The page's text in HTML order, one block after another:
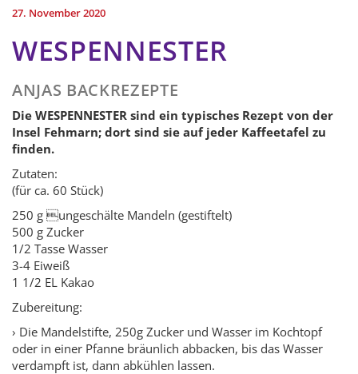
27. November 2020
WESPENNESTER
ANJAS BACKREZEPTE
Die WESPENNESTER sind ein typisches Rezept von der
Insel Fehmarn; dort sind sie auf jeder Kaffeetafel zu
finden.
Zutaten:
(für ca. 60 Stück)
250 g ungeschälte Mandeln (gestiftelt)
500 g Zucker
1/2 Tasse Wasser
3-4 Eiweiß
1 1/2 EL Kakao
Zubereitung:
› Die Mandelstifte, 250g Zucker und Wasser im Kochtopf
oder in einer Pfanne bräunlich abbacken, bis das Wasser
verdampft ist, dann abkühlen lassen.